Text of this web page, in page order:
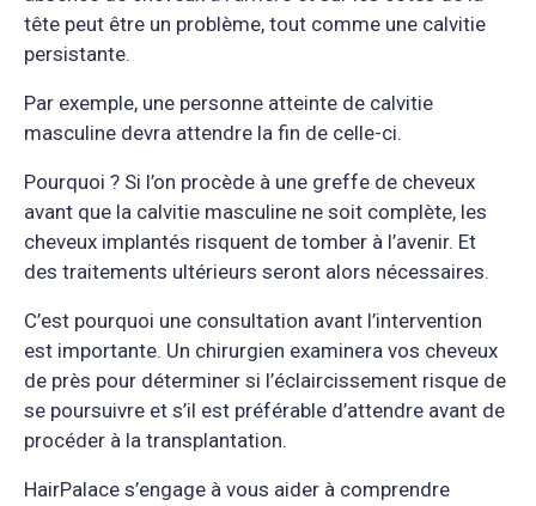
tête peut être un problème, tout comme une calvitie
persistante.
Par exemple, une personne atteinte de calvitie
masculine devra attendre la fin de celle-ci.
Pourquoi ? Si l’on procède à une greffe de cheveux
avant que la calvitie masculine ne soit complète, les
cheveux implantés risquent de tomber à l’avenir. Et
des traitements ultérieurs seront alors nécessaires.
C’est pourquoi une consultation avant l’intervention
est importante. Un chirurgien examinera vos cheveux
de près pour déterminer si l’éclaircissement risque de
se poursuivre et s’il est préférable d’attendre avant de
procéder à la transplantation.
HairPalace s’engage à vous aider à comprendre